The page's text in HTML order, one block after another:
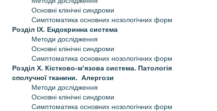
Основні клінічні синдроми
Симптоматика основних нозологічних форм
Розділ IX. Ендокринна система
Методи дослідження
Основні клінічні синдроми
Симптоматика основних нозологічних форм
Розділ X. Кістково-м’язова система. Патологія
сполучної тканини. Алергози
Методи дослідження
Основні клінічні синдроми
Симптоматика основних нозологічних форм